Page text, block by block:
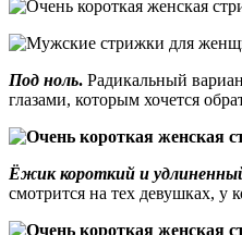
Под ноль. Радикальный
глазами, которым хочется
Ёжик короткий и
смотрится на тех девушках, у